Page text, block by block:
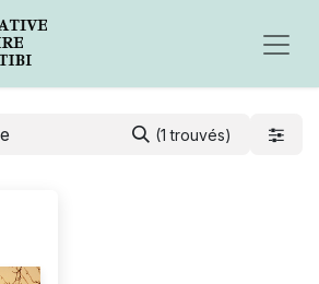
(1 trouvés)